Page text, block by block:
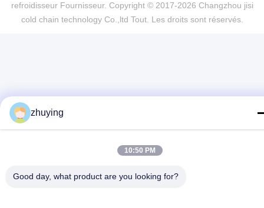
refroidisseur Fournisseur. Copyright © 2017-2026 Changzhou jisi
cold chain technology Co.,ltd Tout. Les droits sont réservés.
zhuying
10:50 PM
Good day, what product are you looking for?